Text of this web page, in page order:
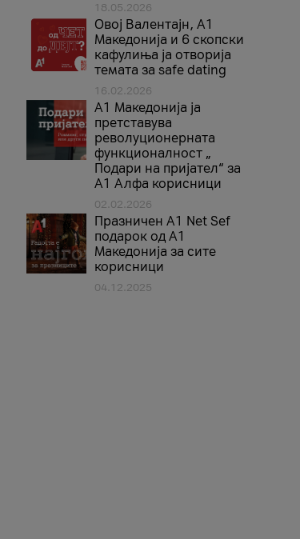
18.05.2026
Овој Валентајн, A1
Македонија и 6 скопски
кафулиња ја отворија
темата за safe dating
16.02.2026
А1 Македонија ја
претставува
револуционерната
функционалност „
Подари на пријател“ за
А1 Алфа корисници
02.02.2026
Празничен A1 Net Sеf
подарок од А1
Македонија за сите
корисници
04.12.2025